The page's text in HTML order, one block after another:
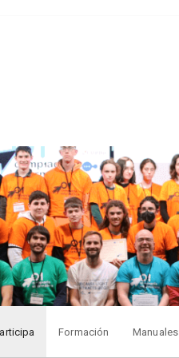
Formación Manuales